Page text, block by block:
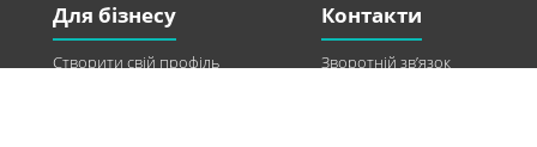
Для бізнесу
Створити свій профіль
Контакти
Зворотній зв’язок